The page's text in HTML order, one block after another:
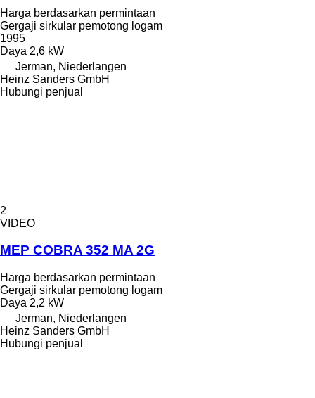
Harga berdasarkan permintaan
Gergaji sirkular pemotong logam
1995
Daya 2,6 kW
Jerman, Niederlangen
Heinz Sanders GmbH
Hubungi penjual
2
VIDEO
MEP COBRA 352 MA 2G
Harga berdasarkan permintaan
Gergaji sirkular pemotong logam
Daya 2,2 kW
Jerman, Niederlangen
Heinz Sanders GmbH
Hubungi penjual